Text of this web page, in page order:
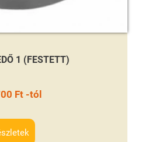
1 (FESTETT)
Ft -tól